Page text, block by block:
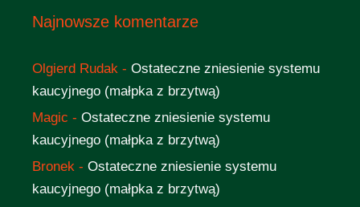
Najnowsze komentarze
Olgierd Rudak - Ostateczne zniesienie systemu
kaucyjnego (małpka z brzytwą)
Magic - Ostateczne zniesienie systemu
kaucyjnego (małpka z brzytwą)
Bronek - Ostateczne zniesienie systemu
kaucyjnego (małpka z brzytwą)